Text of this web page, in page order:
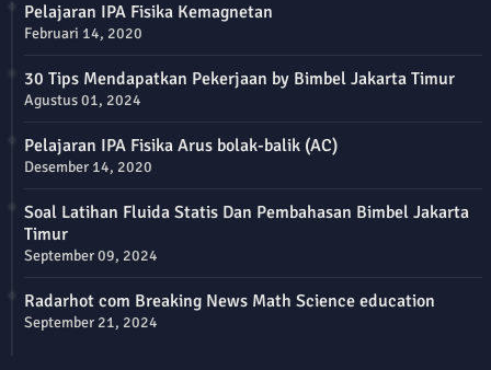
Pelajaran IPA Fisika Kemagnetan
Februari 14, 2020
30 Tips Mendapatkan Pekerjaan by Bimbel Jakarta Timur
Agustus 01, 2024
Pelajaran IPA Fisika Arus bolak-balik (AC)
Desember 14, 2020
Soal Latihan Fluida Statis Dan Pembahasan Bimbel Jakarta
Timur
September 09, 2024
Radarhot com Breaking News Math Science education
September 21, 2024